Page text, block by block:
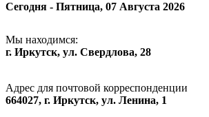
Сегодня - Пятница, 07 Августа 2026
Мы находимся:
г. Иркутск, ул. Свердлова, 28
Адрес для почтовой корреспонденции
664027, г. Иркутск, ул. Ленина, 1